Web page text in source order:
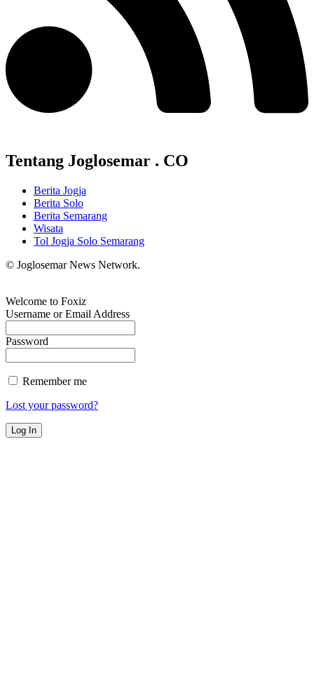
Tentang Joglosemar . CO
Berita Jogja
Berita Solo
Berita Semarang
Wisata
Tol Jogja Solo Semarang
© Joglosemar News Network.
Welcome to Foxiz
Username or Email Address
Password
Remember me
Lost your password?